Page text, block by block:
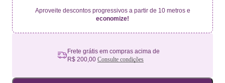
Aproveite descontos progressivos a partir de 10 metros e
economize!
Frete grátis em compras acima de
R$ 200,00 Consulte condições